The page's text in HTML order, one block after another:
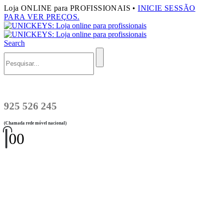
Loja ONLINE para PROFISSIONAIS •INICIE SESSÃO
PARA VER PREÇOS.
Search
925 526 245
(Chamada rede móvel nacional)
00